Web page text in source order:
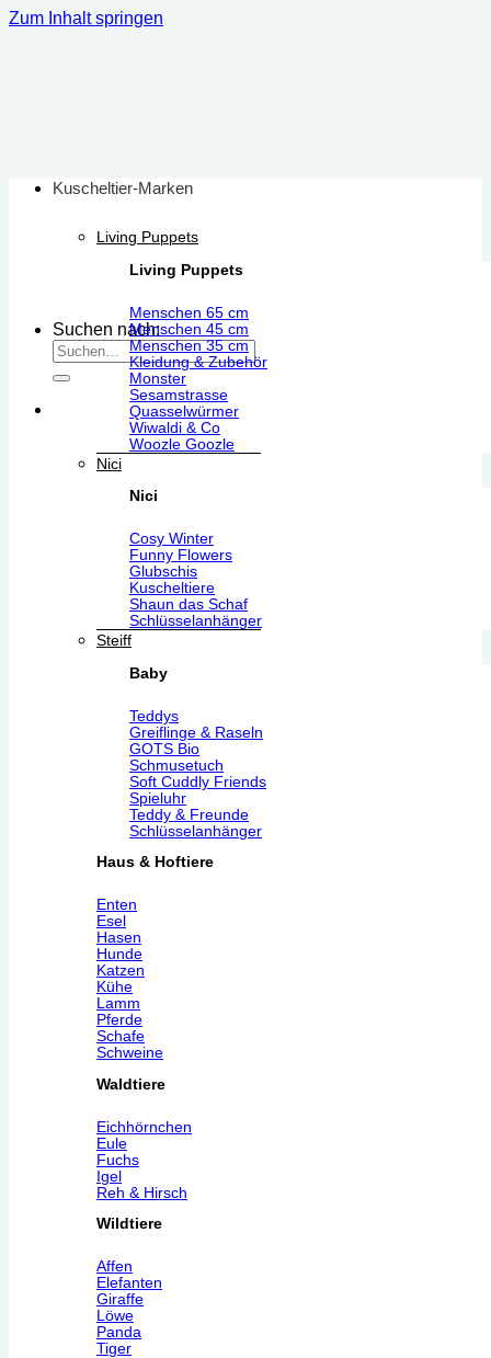
Zum Inhalt springen
Suchen nach:
Kuscheltier-Marken
Living Puppets
Living Puppets
Menschen 65 cm
Menschen 45 cm
Menschen 35 cm
Kleidung & Zubehör
Monster
Sesamstrasse
Quasselwürmer
Wiwaldi & Co
Woozle Goozle
Nici
Nici
Cosy Winter
Funny Flowers
Glubschis
Kuscheltiere
Shaun das Schaf
Schlüsselanhänger
Steiff
Baby
Teddys
Greiflinge & Raseln
GOTS Bio
Schmusetuch
Soft Cuddly Friends
Spieluhr
Teddy & Freunde
Schlüsselanhänger
Haus & Hoftiere
Enten
Esel
Hasen
Hunde
Katzen
Kühe
Lamm
Pferde
Schafe
Schweine
Waldtiere
Eichhörnchen
Eule
Fuchs
Igel
Reh & Hirsch
Wildtiere
Affen
Elefanten
Giraffe
Löwe
Panda
Tiger